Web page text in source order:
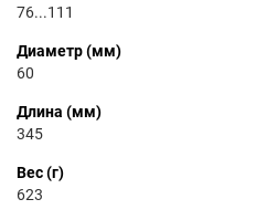
76...111
Диаметр (мм)
60
Длина (мм)
345
Вес (г)
623